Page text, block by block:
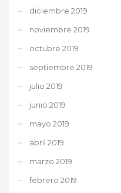
diciembre 2019
noviembre 2019
octubre 2019
septiembre 2019
julio 2019
junio 2019
mayo 2019
abril 2019
marzo 2019
febrero 2019